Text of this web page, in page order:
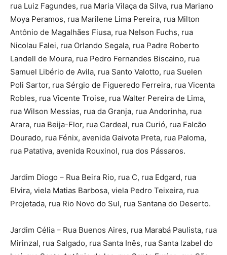
rua Luiz Fagundes, rua Maria Vilaça da Silva, rua Mariano
Moya Peramos, rua Marilene Lima Pereira, rua Milton
Antônio de Magalhães Fiusa, rua Nelson Fuchs, rua
Nicolau Falei, rua Orlando Segala, rua Padre Roberto
Landell de Moura, rua Pedro Fernandes Biscaino, rua
Samuel Libério de Avila, rua Santo Valotto, rua Suelen
Poli Sartor, rua Sérgio de Figueredo Ferreira, rua Vicenta
Robles, rua Vicente Troise, rua Walter Pereira de Lima,
rua Wilson Messias, rua da Granja, rua Andorinha, rua
Arara, rua Beija-Flor, rua Cardeal, rua Curió, rua Falcão
Dourado, rua Fénix, avenida Gaivota Preta, rua Paloma,
rua Patativa, avenida Rouxinol, rua dos Pássaros.
Jardim Diogo – Rua Beira Rio, rua C, rua Edgard, rua
Elvira, viela Matias Barbosa, viela Pedro Teixeira, rua
Projetada, rua Rio Novo do Sul, rua Santana do Deserto.
Jardim Célia – Rua Buenos Aires, rua Marabá Paulista, rua
Mirinzal, rua Salgado, rua Santa Inês, rua Santa lzabel do